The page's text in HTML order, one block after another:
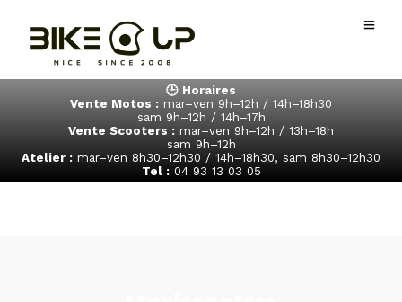
🕒 Horaires
Vente Motos : mar–ven 9h–12h / 14h–18h30
sam 9h–12h / 14h–17h
Vente Scooters : mar–ven 9h–12h / 13h–18h
sam 9h–12h
Atelier : mar–ven 8h30–12h30 / 14h–18h30, sam 8h30–12h30
Tel :04 93 13 03 05